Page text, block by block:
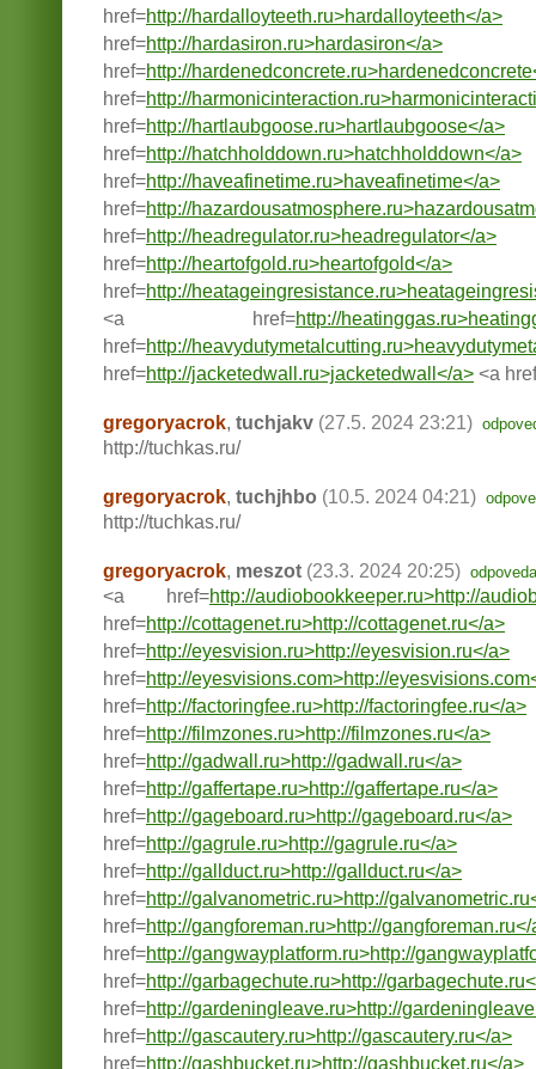
href=http://hardalloyteeth.ru>hardalloyteeth</a>
href=http://hardasiron.ru>hardasiron</a>
href=http://
href=http://
href=http://hartlaubgoose.ru>hartlaubgoose</a>
href=http://hatchholddown.ru>hatchholddown</a>
href=http://haveafinetime.ru>haveafinetime</a>
href=http://
href=http://headregulator.ru>headregulator</a>
href=http://heartofgold.ru>heartofgold</a>
href=http://
<a href=http://
href=http://
href=http://jacketedwall.ru>jacketedwall</a> <a
gregoryacrok, tuchjakv (27.5. 2024 23:21)
http://tuchkas.ru/
gregoryacrok, tuchjhbo (10.5. 2024 04:21)
http://tuchkas.ru/
gregoryacrok, meszot (23.3. 2024 20:25)
<a href=http://audiobookkeeper.ru>http://
href=http://cottagenet.ru>http://cottagenet.ru</a>
href=http://eyesvision.ru>http://eyesvision.ru</a>
href=http://eyesvisions.com>http://
href=http://factoringfee.ru>http://factoringfee.ru</a>
href=http://filmzones.ru>http://filmzones.ru</a>
href=http://gadwall.ru>http://gadwall.ru</a>
href=http://gaffertape.ru>http://gaffertape.ru</a>
href=http://gageboard.ru>http://gageboard.ru</a>
href=http://gagrule.ru>http://gagrule.ru</a>
href=http://gallduct.ru>http://gallduct.ru</a>
href=http://galvanometric.ru>http://
href=http://gangforeman.ru>http://gangforeman.ru</
href=http://gangwayplatform.ru>http://
href=http://garbagechute.ru>http://
href=http://gardeningleave.ru>http://
href=http://gascautery.ru>http://gascautery.ru</a>
href=http://gashbucket.ru>http://gashbucket.ru</a>